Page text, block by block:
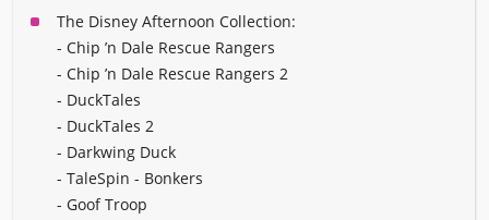
The Disney Afternoon Collection:
- Chip ’n Dale Rescue Rangers
- Chip ’n Dale Rescue Rangers 2
- DuckTales
- DuckTales 2
- Darkwing Duck
- TaleSpin - Bonkers
- Goof Troop